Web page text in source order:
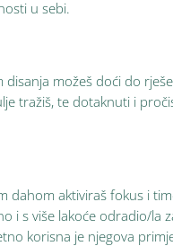
u sebi.
disanja možeš doći do
tražiš, te dotaknuti i
dahom aktiviraš fokus i
i s više lakoće odradio/la
korisna je njegova